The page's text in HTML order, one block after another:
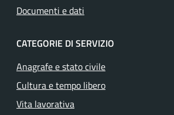
Documenti e dati
CATEGORIE DI SERVIZIO
Anagrafe e stato civile
Cultura e tempo libero
Vita lavorativa